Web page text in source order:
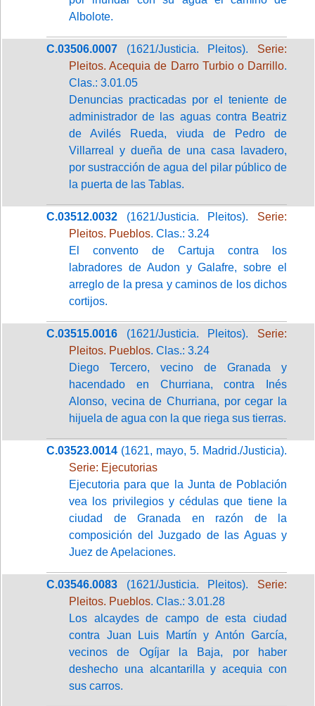
Albolote.
C.03506.0007 (1621/Justicia. Pleitos). Serie:
Pleitos. Acequia de Darro Turbio o Darrillo.
Clas.: 3.01.05
Denuncias practicadas por el teniente de
administrador de las aguas contra Beatriz
de Avilés Rueda, viuda de Pedro de
Villarreal y dueña de una casa lavadero,
por sustracción de agua del pilar público de
la puerta de las Tablas.
C.03512.0032 (1621/Justicia. Pleitos). Serie:
Pleitos. Pueblos. Clas.: 3.24
El convento de Cartuja contra los
labradores de Audon y Galafre, sobre el
arreglo de la presa y caminos de los dichos
cortijos.
C.03515.0016 (1621/Justicia. Pleitos). Serie:
Pleitos. Pueblos. Clas.: 3.24
Diego Tercero, vecino de Granada y
hacendado en Churriana, contra Inés
Alonso, vecina de Churriana, por cegar la
hijuela de agua con la que riega sus tierras.
C.03523.0014 (1621, mayo, 5. Madrid./Justicia).
Serie: Ejecutorias
Ejecutoria para que la Junta de Población
vea los privilegios y cédulas que tiene la
ciudad de Granada en razón de la
composición del Juzgado de las Aguas y
Juez de Apelaciones.
C.03546.0083 (1621/Justicia. Pleitos). Serie:
Pleitos. Pueblos. Clas.: 3.01.28
Los alcaydes de campo de esta ciudad
contra Juan Luis Martín y Antón García,
vecinos de Ogíjar la Baja, por haber
deshecho una alcantarilla y acequia con
sus carros.